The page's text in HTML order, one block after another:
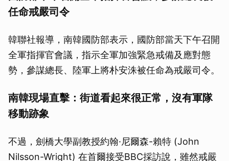
任命戒嚴司令
韓聯社報導，南韓國防部表示，國防部當天下午召開
全軍指揮官會議，指示全軍加強緊急戒備及應對態
勢，參謀總長、陸軍上將朴安洙被任命為戒嚴司令。
南韓現場直擊：街道看起來很正常，沒有軍隊
移動跡象
不過，劍橋大學副教授約翰·尼爾森-賴特 (John
Nilsson-Wright) 在首爾接受BBC採訪說，雖然戒嚴